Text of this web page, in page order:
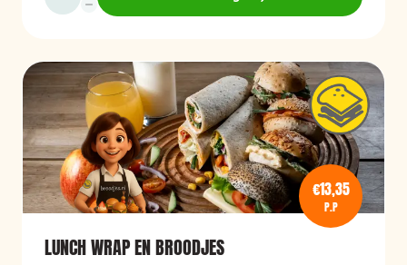
€13,35
P.P
LUNCH WRAP EN BROODJES